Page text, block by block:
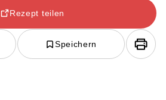
Rezept teilen
Speichern